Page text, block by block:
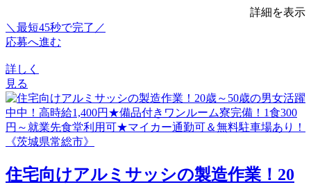
詳細を表示
＼最短45秒で完了／
応募へ進む
詳しく
見る
住宅向けアルミサッシの製造作業！20